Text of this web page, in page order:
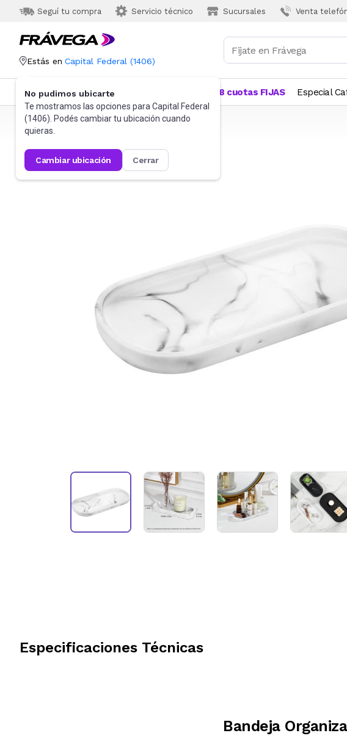
Seguí tu compra Servicio técnico Sucursales Venta
Estás en Capital Federal (1406)
No pudimos ubicarte
Te mostramos las opciones para Capital Federal
(1406). Podés cambiar tu ubicación cuando
quieras.
cambiar ubicación cerrar
Categorías Más Vendidos 18 cuotas FIJAS Especial
Frávega Hogar Baño Accesorios de baño
Especificaciones Técnicas
Bandeja